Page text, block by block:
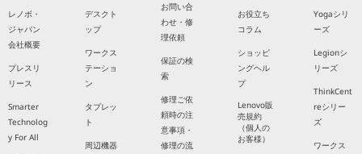
レノボ・
ジャパン
会社概要
プレスリ
リース
Smarter
Technolog
y For All
デスクト
ップ
ワークス
テーショ
ン
タブレッ
ト
周辺機器
お問い合
わせ・修
理依頼
保証の検
索
修理ご依
頼時の注
意事項・
修理の流
お役立ち
コラム
ショッピ
ングヘル
プ
Lenovo販
売規約
（個人の
お客様）
Yogaシリ
ーズ
Legionシ
リーズ
ThinkCent
reシリー
ズ
ワークス